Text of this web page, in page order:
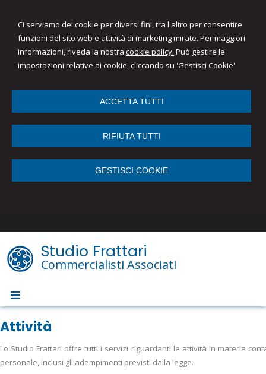
Ci serviamo dei cookie per diversi fini, tra l'altro per consentire
funzioni del sito web e attività di marketing mirate. Per maggiori
informazioni, riveda la nostra cookie policy. Può gestire le
impostazioni relative ai cookie, cliccando su 'Gestisci Cookie'
ACCETTA TUTTI
RIFIUTA TUTTI
GESTISCI COOKIE
Studio Frattari
Commercialisti Associati
Attività
Lo Studio Frattari offre tutti i servizi riguardanti le attività in materia
personale, inclusi gli adempimenti previsti dalla legge.